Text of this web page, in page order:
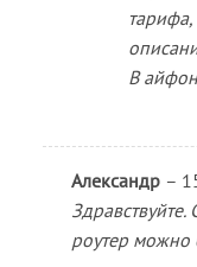
В
Александр –
роутер можно